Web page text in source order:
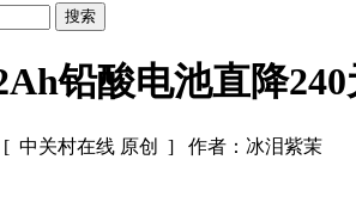
铅酸电池直降240
[ 中关村在线 原创 ] 作者：冰泪紫茉